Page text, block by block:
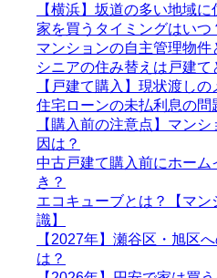
【横浜】坂道の多い地域
家を買うタイミングはいつ
マンションの自主管理物
シニアの住み替えは戸建
【戸建て購入】現状渡し
住宅ローンの未払利息の問
【購入前の注意点】マン
因は？
中古戸建て購入前にホー
き？
エコキューブとは？【マ
識】
【2027年】瀬谷区・旭区
は？